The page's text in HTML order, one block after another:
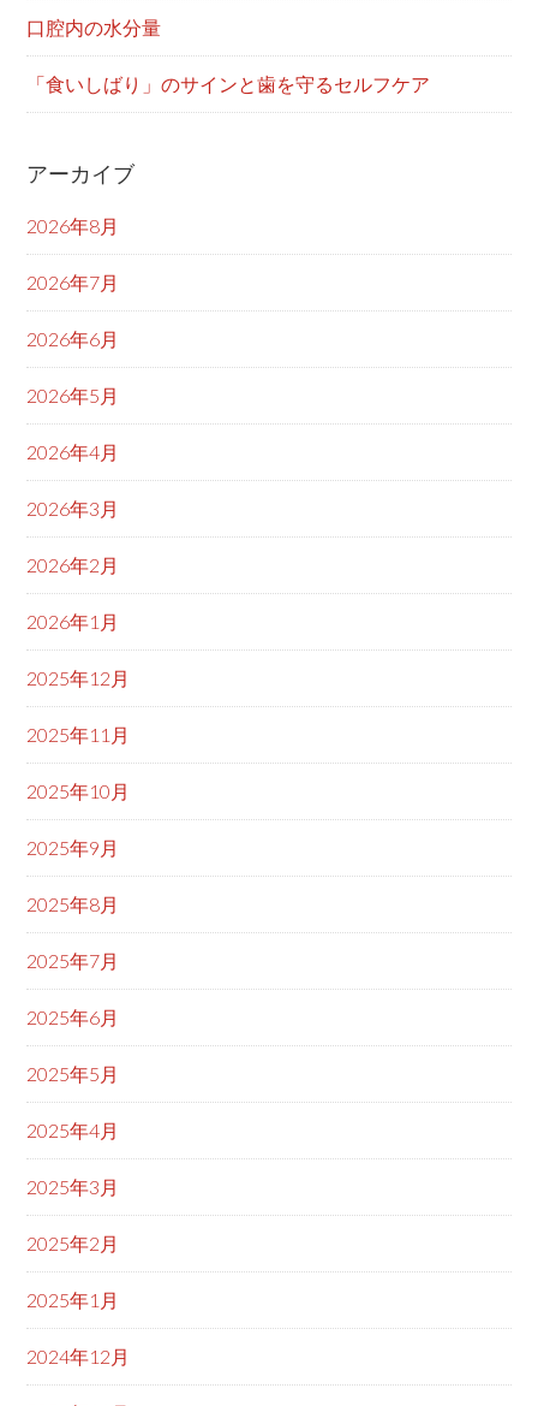
口腔内の水分量
「食いしばり」のサインと歯を守るセルフケア
アーカイブ
2026年8月
2026年7月
2026年6月
2026年5月
2026年4月
2026年3月
2026年2月
2026年1月
2025年12月
2025年11月
2025年10月
2025年9月
2025年8月
2025年7月
2025年6月
2025年5月
2025年4月
2025年3月
2025年2月
2025年1月
2024年12月